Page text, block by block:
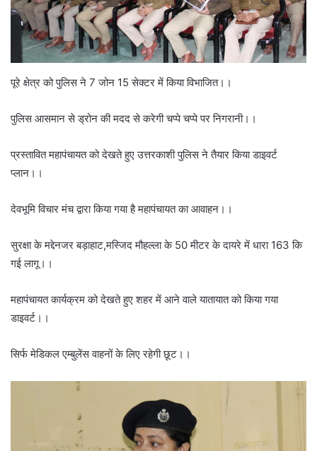
पूरे क्षेत्र को पुलिस ने 7 जोन 15 सेक्टर में किया विभाजित।।
पुलिस आसमान से ड्रोन की मदद से करेगी चप्पे चप्पे पर निगरानी।।
प्रस्तावित महापंचायत को देखते हुए उत्तरकाशी पुलिस ने तैयार किया डाइवर्ट
प्लान।।
देवभूमि विचार मंच द्वारा किया गया है महापंचायत का आवाहन।।
सुरक्षा के मद्देनजर बड़ाहाट,मस्जिद मौहल्ला के 50 मीटर के दायरे में धारा 163 कि
गई लागू।।
महापंचायत कार्यक्रम को देखते हुए शहर में आने वाले यातायात को किया गया
डाइवर्ट।।
सिर्फ मेडिकल एम्बुलेंस वाहनों के लिए रहेगी छूट।।